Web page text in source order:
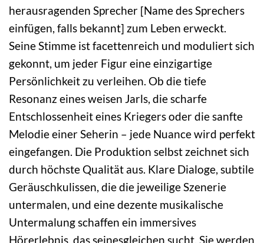
herausragenden Sprecher [Name des Sprechers
einfügen, falls bekannt] zum Leben erweckt.
Seine Stimme ist facettenreich und moduliert sich
gekonnt, um jeder Figur eine einzigartige
Persönlichkeit zu verleihen. Ob die tiefe
Resonanz eines weisen Jarls, die scharfe
Entschlossenheit eines Kriegers oder die sanfte
Melodie einer Seherin – jede Nuance wird perfekt
eingefangen. Die Produktion selbst zeichnet sich
durch höchste Qualität aus. Klare Dialoge, subtile
Geräuschkulissen, die die jeweilige Szenerie
untermalen, und eine dezente musikalische
Untermalung schaffen ein immersives
Hörerlebnis, das seinesgleichen sucht. Sie werden